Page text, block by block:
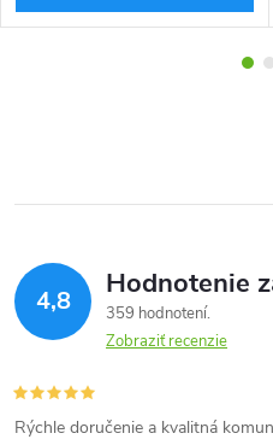
4,8 Hodnotenie
359 hodnotení
Zobraziť recenzie
Rýchle doručenie a kvalitná